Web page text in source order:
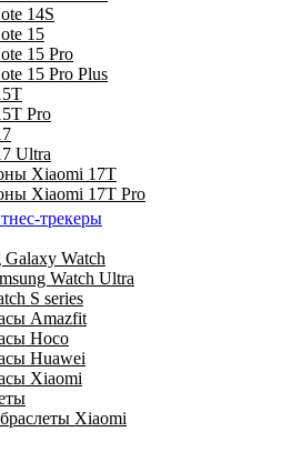
14S
15
15 Pro
15 Pro Plus
Pro
Ultra
Xiaomi 17Т
Xiaomi 17Т Pro
трекеры
Galaxy Watch
Watch Ultra
S series
Amazfit
Hoco
Huawei
Xiaomi
Xiaomi